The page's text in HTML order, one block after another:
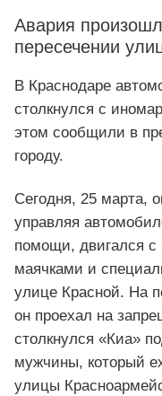
Авария
пересечении
В Краснодаре
столкнулся с
этом сообщили в
городу.
Сегодня, 25 марта,
управляя
помощи, двигался
маячками и
улице Красной. На
он проехал на
столкнулся «Киа»
мужчины, который
улицы